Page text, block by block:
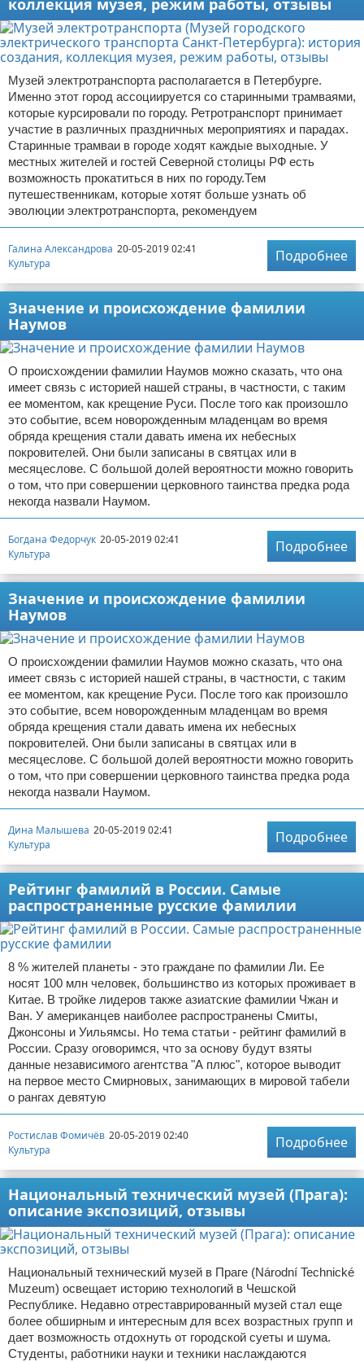
коллекция музея, режим работы, отзывы
Музей электротранспорта располагается в Петербурге.
Именно этот город ассоциируется со старинными трамваями,
которые курсировали по городу. Ретротранспорт принимает
участие в различных праздничных мероприятиях и парадах.
Старинные трамваи в городе ходят каждые выходные. У
местных жителей и гостей Северной столицы РФ есть
возможность прокатиться в них по городу.Тем
путешественникам, которые хотят больше узнать об
эволюции электротранспорта, рекомендуем
Галина Александрова 20-05-2019 02:41
Культура
Подробнее
Значение и происхождение фамилии
Наумов
О происхождении фамилии Наумов можно сказать, что она
имеет связь с историей нашей страны, в частности, с таким
ее моментом, как крещение Руси. После того как произошло
это событие, всем новорожденным младенцам во время
обряда крещения стали давать имена их небесных
покровителей. Они были записаны в святцах или в
месяцеслове. С большой долей вероятности можно говорить
о том, что при совершении церковного таинства предка рода
некогда назвали Наумом.
Богдана Федорчук 20-05-2019 02:41
Культура
Подробнее
Значение и происхождение фамилии
Наумов
О происхождении фамилии Наумов можно сказать, что она
имеет связь с историей нашей страны, в частности, с таким
ее моментом, как крещение Руси. После того как произошло
это событие, всем новорожденным младенцам во время
обряда крещения стали давать имена их небесных
покровителей. Они были записаны в святцах или в
месяцеслове. С большой долей вероятности можно говорить
о том, что при совершении церковного таинства предка рода
некогда назвали Наумом.
Дина Малышева 20-05-2019 02:41
Культура
Подробнее
Рейтинг фамилий в России. Самые
распространенные русские фамилии
8 % жителей планеты - это граждане по фамилии Ли. Ее
носят 100 млн человек, большинство из которых проживает в
Китае. В тройке лидеров также азиатские фамилии Чжан и
Ван. У американцев наиболее распространены Смиты,
Джонсоны и Уильямсы. Но тема статьи - рейтинг фамилий в
России. Сразу оговоримся, что за основу будут взяты
данные независимого агентства "А плюс", которое выводит
на первое место Смирновых, занимающих в мировой табели
о рангах девятую
Ростислав Фомичёв 20-05-2019 02:40
Культура
Подробнее
Национальный технический музей (Прага):
описание экспозиций, отзывы
Национальный технический музей в Праге (Národní Technické
Muzeum) освещает историю технологий в Чешской
Республике. Недавно отреставрированный музей стал еще
более обширным и интересным для всех возрастных групп и
дает возможность отдохнуть от городской суеты и шума.
Студенты, работники науки и техники наслаждаются